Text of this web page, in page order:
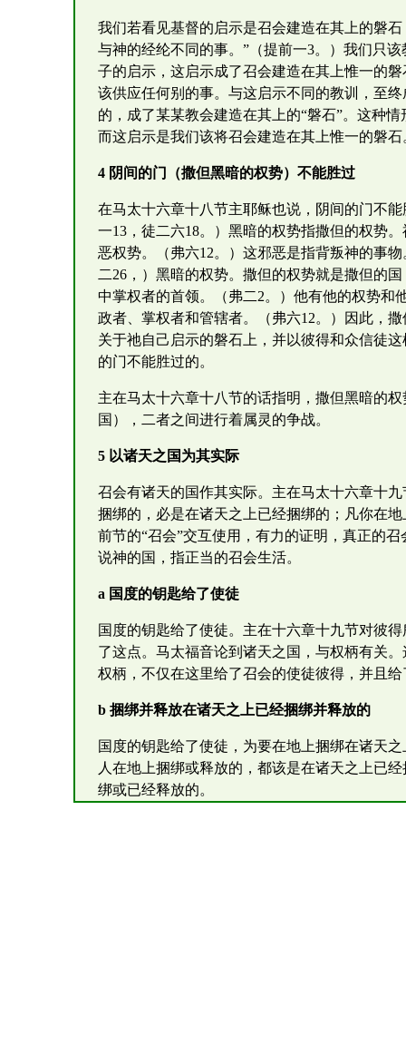
我们若看见基督的启示是召会建造在其上的磐
与神的经纶不同的事。”（提前一3。）我们只
子的启示，这启示成了召会建造在其上惟一的
该供应任何别的事。与这启示不同的教训，至
的，成了某某教会建造在其上的“磐石”。这种
而这启示是我们该将召会建造在其上惟一的磐石
4 阴间的门（撒但黑暗的权势）不能胜过
在马太十六章十八节主耶稣也说，阴间的门不
一13，徒二六18。）黑暗的权势指撒但的权势
恶权势。（弗六12。）这邪恶是指背叛神的事
二26，）黑暗的权势。撒但的权势就是撒但的
中掌权者的首领。（弗二2。）他有他的权势和
政者、掌权者和管辖者。（弗六12。）因此，
关于祂自己启示的磐石上，并以彼得和众信徒
的门不能胜过的。
主在马太十六章十八节的话指明，撒但黑暗的
国），二者之间进行着属灵的争战。
5 以诸天之国为其实际
召会有诸天的国作其实际。主在马太十六章十
捆绑的，必是在诸天之上已经捆绑的；凡你在
前节的“召会”交互使用，有力的证明，真正的
说神的国，指正当的召会生活。
a 国度的钥匙给了使徒
国度的钥匙给了使徒。主在十六章十九节对彼
了这点。马太福音论到诸天之国，与权柄有关
权柄，不仅在这里给了召会的使徒彼得，并且
b 捆绑并释放在诸天之上已经捆绑并释放的
国度的钥匙给了使徒，为要在地上捆绑在诸天
人在地上捆绑或释放的，都该是在诸天之上已
绑或已经释放的。